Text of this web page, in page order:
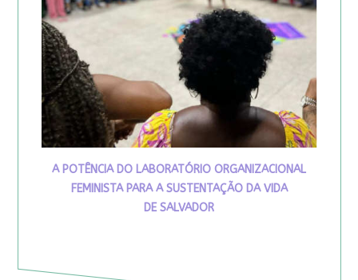
A POTÊNCIA DO LABORATÓRIO ORGANIZACIONAL
FEMINISTA PARA A SUSTENTAÇÃO DA VIDA
DE SALVADOR